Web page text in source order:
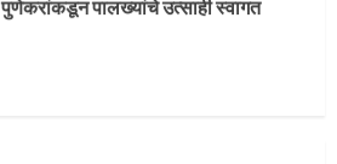
पुणेकरांकडून पालख्यांचे उत्साही स्वागत